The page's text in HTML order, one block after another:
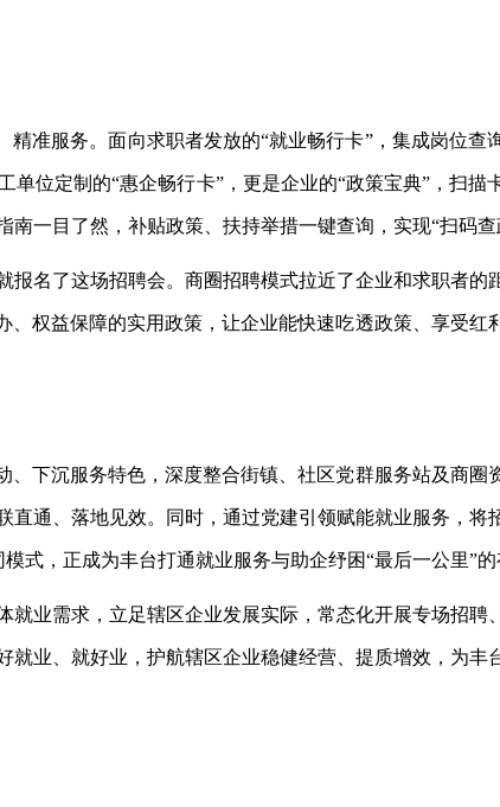
精准服务。面向求职者发放的“就业畅行卡”，集成岗位查
位定制的“惠企畅行卡”，更是企业的“政策宝典”，扫描
一目了然，补贴政策、扶持举措一键查询，实现“扫码查
名了这场招聘会。商圈招聘模式拉近了企业和求职者的
权益保障的实用政策，让企业能快速吃透政策、享受红
、下沉服务特色，深度整合街镇、社区党群服务站及商圈
通、落地见效。同时，通过党建引领赋能就业服务，将
式，正成为丰台打通就业服务与助企纾困“最后一公里”的
业需求，立足辖区企业发展实际，常态化开展专场招聘
业、就好业，护航辖区企业稳健经营、提质增效，为丰